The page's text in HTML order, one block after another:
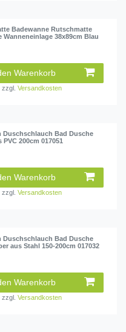
Badewanne Rutschmatte
38x89cm Blau
Warenkorb
zzgl.Versandkosten
Duschschlauch Bad Dusche
200cm 017051
Warenkorb
zzgl.Versandkosten
Duschschlauch Bad Dusche
aus Stahl 150-200cm 017032
Warenkorb
zzgl.Versandkosten